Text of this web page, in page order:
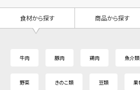
食材から探す 商品から探す
牛肉 豚肉 鶏肉 魚介類
野菜 きのこ類 豆類 果